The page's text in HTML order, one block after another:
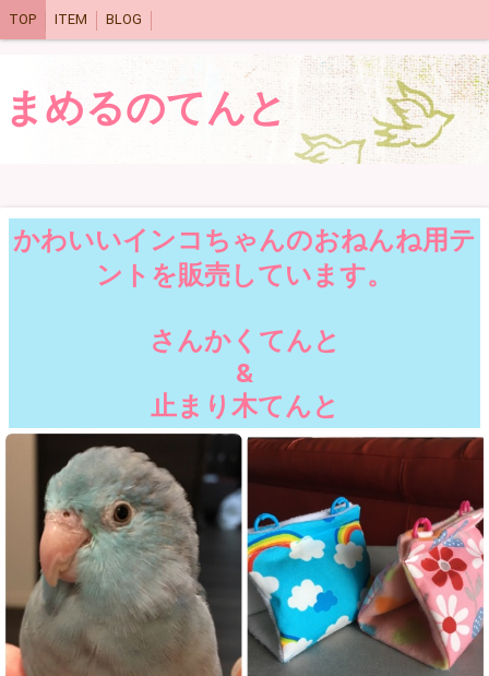
TOP ITEM BLOG
まめるのてんと
かわいいインコちゃんのおねんね用テ
ントを販売しています。
さんかくてんと
&
止まり木てんと